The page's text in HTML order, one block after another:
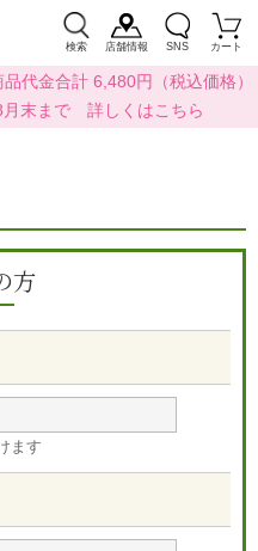
検索 店舗情報 SNS カート
代金合計 6,480円（税込価格）
月末まで 詳しくはこちら
方
ます